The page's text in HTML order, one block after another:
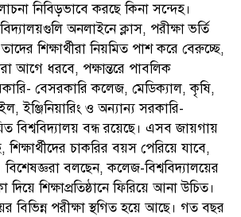
নিবিড়ভাবে করছে কিনা সন্দেহ।
অনলাইনে ক্লাস, পরীক্ষা ভর্তি
শিক্ষার্থীরা নিয়মিত পাশ করে বেরুচ্ছে,
আগে ধরবে, পক্ষান্তরে পাবলিক
বেসরকারি কলেজ, মেডিক্যাল, কৃষি,
ইঞ্জিনিয়ারিং ও অন্যান্য সরকারি-
বিশ্ববিদ্যালয় বন্ধ রয়েছে। এসব জায়গায়
চাকরির বয়স পেরিয়ে যাবে,
বিশেষজ্ঞরা বলছেন, কলেজ-বিশ্ববিদ্যালয়ের
দিয়ে শিক্ষাপ্রতিষ্ঠানে ফিরিয়ে আনা উচিত।
বিভিন্ন পরীক্ষা স্থগিত হয়ে আছে। গত বছর